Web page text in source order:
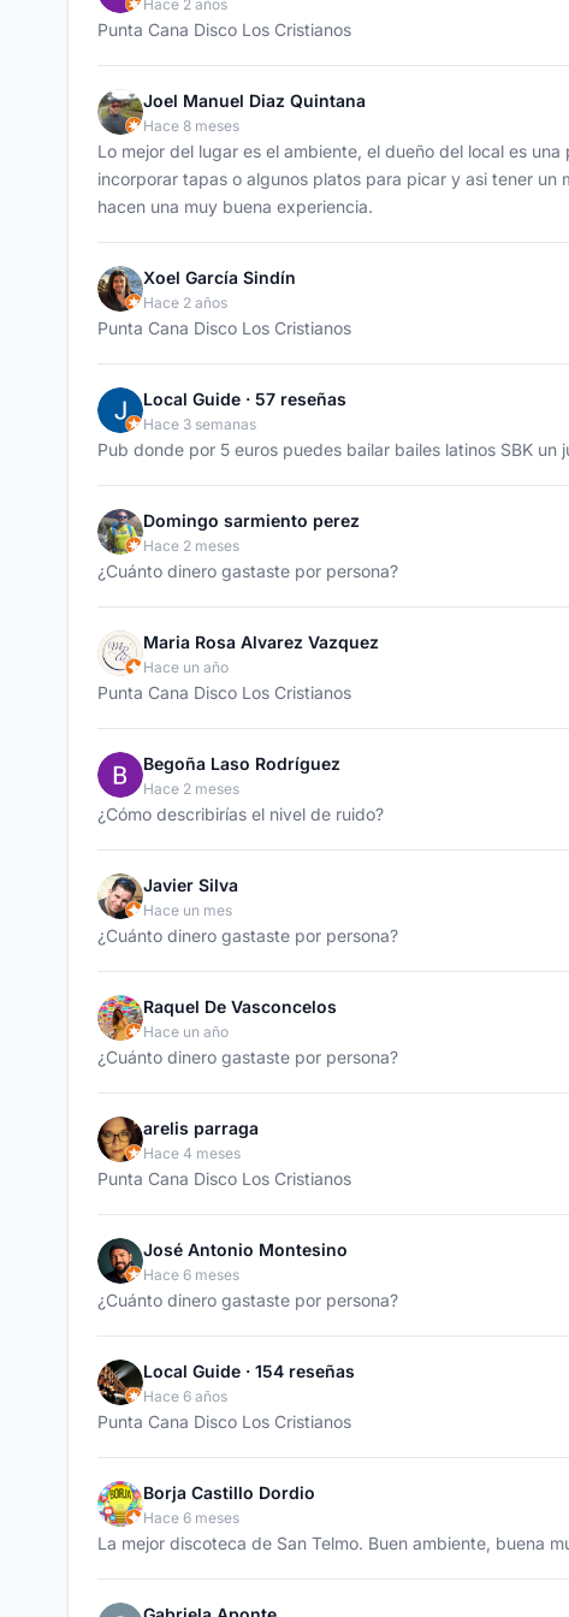
Hace 2 años
Punta Cana Disco Los Cristianos
Joel Manuel Diaz Quintana
Hace 8 meses
Lo mejor del lugar es el ambiente, el dueño del local es
incorporar tapas o algunos platos para picar y asi tener un
hacen una muy buena experiencia.
Xoel García Sindín
Hace 2 años
Punta Cana Disco Los Cristianos
Local Guide · 57 reseñas
Hace 3 semanas
Pub donde por 5 euros puedes bailar bailes latinos SBK un
Domingo sarmiento perez
Hace 2 meses
¿Cuánto dinero gastaste por persona?
Maria Rosa Alvarez Vazquez
Hace un año
Punta Cana Disco Los Cristianos
Begoña Laso Rodríguez
Hace 2 meses
¿Cómo describirías el nivel de ruido?
Javier Silva
Hace un mes
¿Cuánto dinero gastaste por persona?
Raquel De Vasconcelos
Hace un año
¿Cuánto dinero gastaste por persona?
arelis parraga
Hace 4 meses
Punta Cana Disco Los Cristianos
José Antonio Montesino
Hace 6 meses
¿Cuánto dinero gastaste por persona?
Local Guide · 154 reseñas
Hace 6 años
Punta Cana Disco Los Cristianos
Borja Castillo Dordio
Hace 6 meses
La mejor discoteca de San Telmo. Buen ambiente, buena